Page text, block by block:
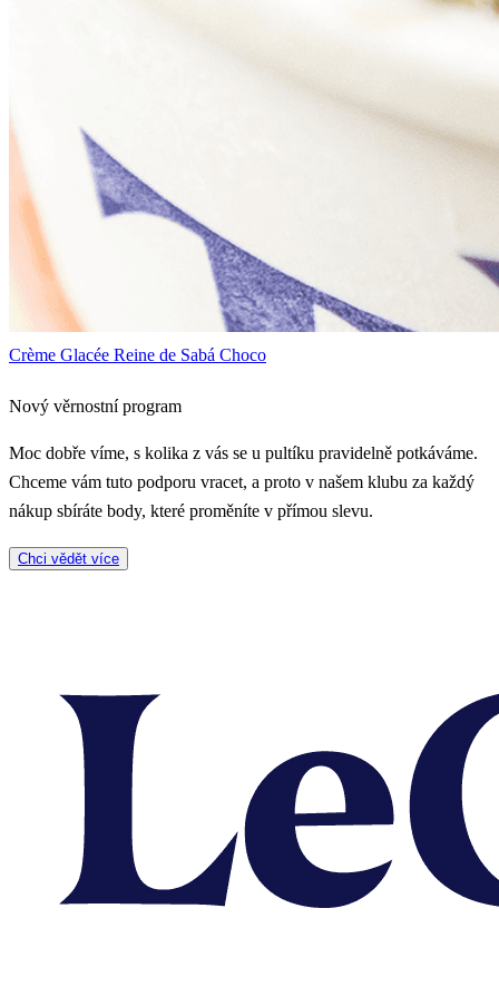
Crème Glacée Reine de Sabá Choco
Nový věrnostní program
Moc dobře víme, s kolika z vás se u pultíku pravidelně potkáváme.
Chceme vám tuto podporu vracet, a proto v našem klubu za každý
nákup sbíráte body, které proměníte v přímou slevu.
Chci vědět více